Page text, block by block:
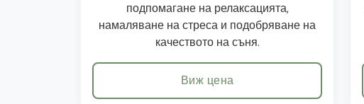
подпомагане на релаксацията,
намаляване на стреса и подобряване на
качеството на съня.
Виж цена